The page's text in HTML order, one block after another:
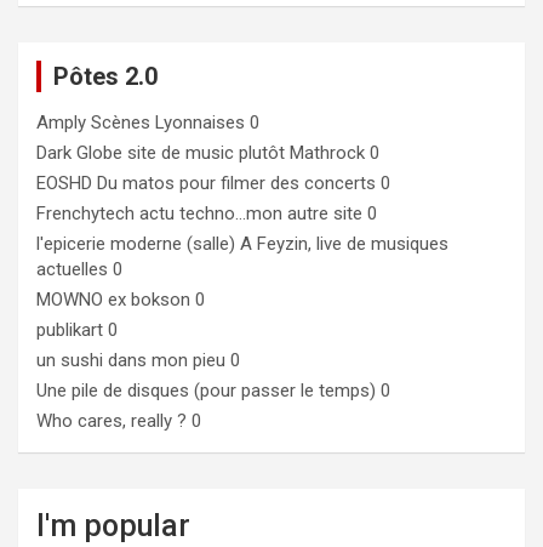
Pôtes 2.0
Amply Scènes Lyonnaises 0
Dark Globe site de music plutôt Mathrock 0
EOSHD Du matos pour filmer des concerts 0
Frenchytech actu techno…mon autre site 0
l'epicerie moderne (salle) A Feyzin, live de musiques
actuelles 0
MOWNO ex bokson 0
publikart 0
un sushi dans mon pieu 0
Une pile de disques (pour passer le temps) 0
Who cares, really ? 0
I'm popular